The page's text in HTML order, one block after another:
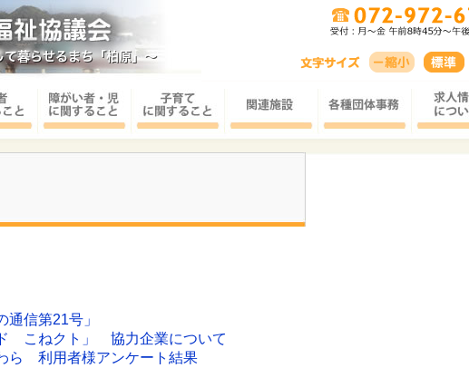
信第21号」
こねクト」 協力企業について
ら 利用者様アンケート結果